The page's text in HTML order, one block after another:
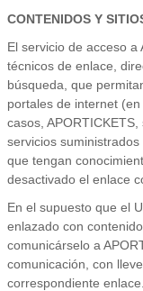
CONTENIDOS Y
El servicio de acceso a
técnicos de enlace,
búsqueda, que
portales de internet
casos,
servicios
que tengan
desactivado el enlace
En el supuesto que el
enlazado con
comunicárselo a
comunicación, con
correspondiente enlace.